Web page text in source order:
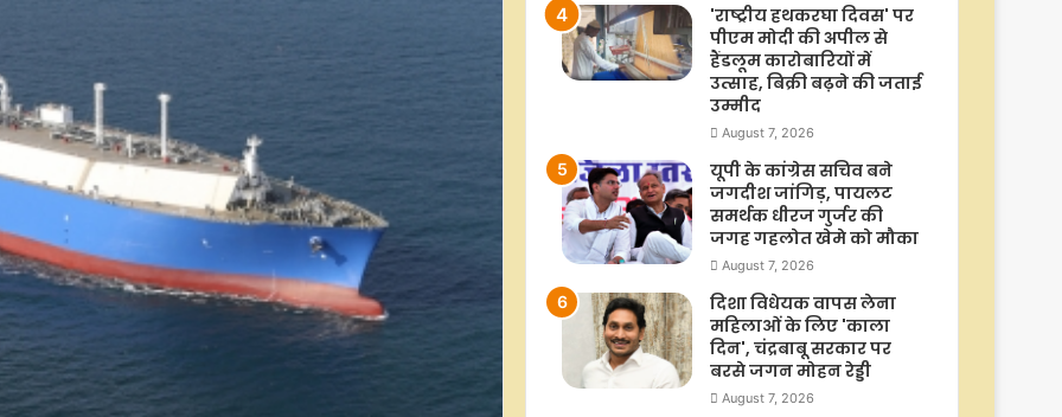
'राष्ट्रीय हथकरघा दिवस' पर
पीएम मोदी की अपील से
हैंडलूम कारोबारियों में
उत्साह, बिक्री बढ़ने की जताई
उम्मीद
August 7, 2026
यूपी के कांग्रेस सचिव बने
जगदीश जांगिड़, पायलट
समर्थक धीरज गुर्जर की
जगह गहलोत खेमे को मौका
August 7, 2026
दिशा विधेयक वापस लेना
महिलाओं के लिए 'काला
दिन', चंद्रबाबू सरकार पर
बरसे जगन मोहन रेड्डी
August 7, 2026